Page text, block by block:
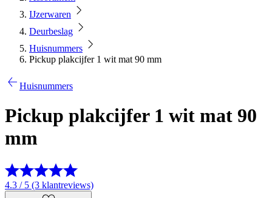
IJzerwaren
Deurbeslag
Huisnummers
Pickup plakcijfer 1 wit mat 90 mm
Huisnummers
Pickup plakcijfer 1 wit mat 90
mm
4.3 / 5 (3 klantreviews)